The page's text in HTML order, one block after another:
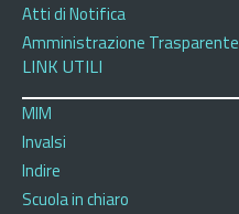
Atti di Notifica
Amministrazione Trasparente
LINK UTILI
MIM
Invalsi
Indire
Scuola in chiaro